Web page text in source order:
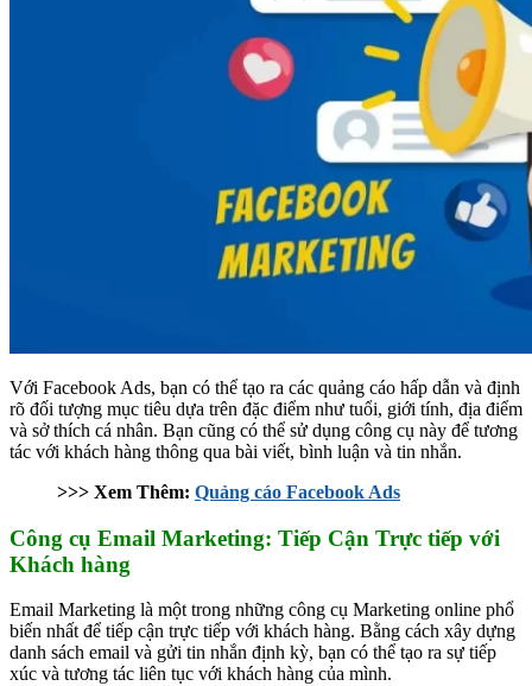
Với Facebook Ads, bạn có thể tạo ra các quảng cáo hấp dẫn và định
rõ đối tượng mục tiêu dựa trên đặc điểm như tuổi, giới tính, địa điểm
và sở thích cá nhân. Bạn cũng có thể sử dụng công cụ này để tương
tác với khách hàng thông qua bài viết, bình luận và tin nhắn.
>>> Xem Thêm: Quảng cáo Facebook Ads
Công cụ Email Marketing: Tiếp Cận Trực tiếp với
Khách hàng
Email Marketing là một trong những công cụ Marketing online phổ
biến nhất để tiếp cận trực tiếp với khách hàng. Bằng cách xây dựng
danh sách email và gửi tin nhắn định kỳ, bạn có thể tạo ra sự tiếp
xúc và tương tác liên tục với khách hàng của mình.